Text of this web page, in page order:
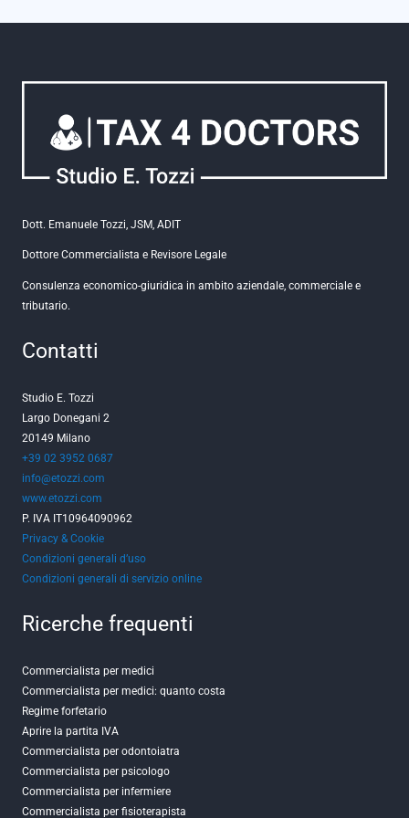
Dott. Emanuele Tozzi, JSM, ADIT
Dottore Commercialista e Revisore Legale
Consulenza economico-giuridica in ambito aziendale, commerciale e
tributario.
Contatti
Studio E. Tozzi
Largo Donegani 2
20149 Milano
+39 02 3952 0687
info@etozzi.com
www.etozzi.com
P. IVA IT10964090962
Privacy & Cookie
Condizioni generali d’uso
Condizioni generali di servizio online
Ricerche frequenti
Commercialista per medici
Commercialista per medici: quanto costa
Regime forfetario
Aprire la partita IVA
Commercialista per odontoiatra
Commercialista per psicologo
Commercialista per infermiere
Commercialista per fisioterapista